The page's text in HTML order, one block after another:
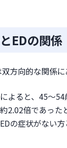
EDの関係
方向的な関係
によると、45～
2.02倍であった
の症状がない